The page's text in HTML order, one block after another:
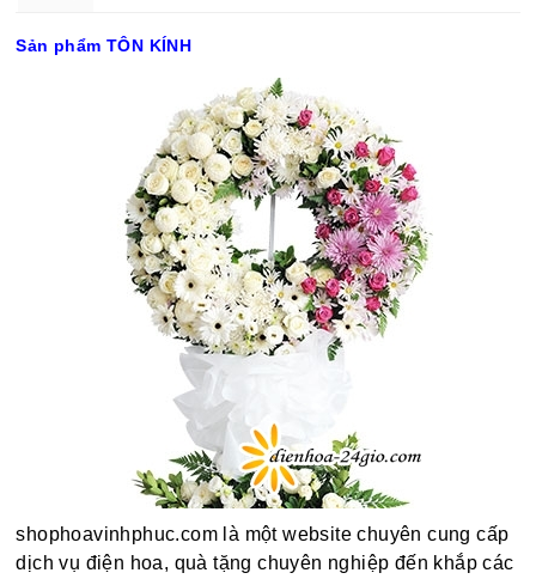
Sản phẩm TÔN KÍNH
shophoavinhphuc.com là một website chuyên cung cấp
dịch vụ điện hoa, quà tặng chuyên nghiệp đến khắp các